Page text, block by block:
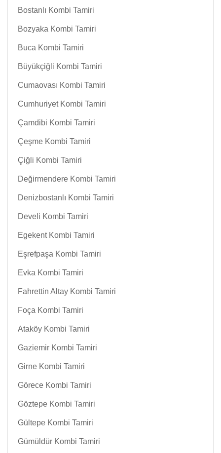
Bostanlı Kombi Tamiri
Bozyaka Kombi Tamiri
Buca Kombi Tamiri
Büyükçiğli Kombi Tamiri
Cumaovası Kombi Tamiri
Cumhuriyet Kombi Tamiri
Çamdibi Kombi Tamiri
Çeşme Kombi Tamiri
Çiğli Kombi Tamiri
Değirmendere Kombi Tamiri
Denizbostanlı Kombi Tamiri
Develi Kombi Tamiri
Egekent Kombi Tamiri
Eşrefpaşa Kombi Tamiri
Evka Kombi Tamiri
Fahrettin Altay Kombi Tamiri
Foça Kombi Tamiri
Ataköy Kombi Tamiri
Gaziemir Kombi Tamiri
Girne Kombi Tamiri
Görece Kombi Tamiri
Göztepe Kombi Tamiri
Gültepe Kombi Tamiri
Gümüldür Kombi Tamiri